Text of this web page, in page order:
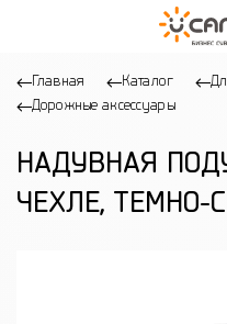
Главная Каталог
Дорожные аксессуары
НАДУВНАЯ
ЧЕХЛЕ, ТЕМНО-